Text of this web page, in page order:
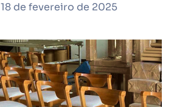
18 de fevereiro de 2025